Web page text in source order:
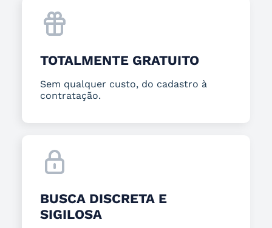
TOTALMENTE GRATUITO
Sem qualquer custo, do cadastro à
contratação.
BUSCA DISCRETA E
SIGILOSA